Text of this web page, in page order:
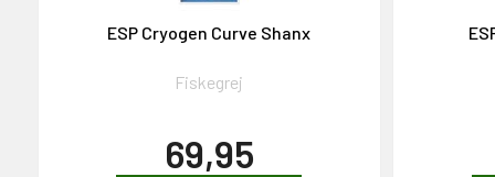
ESP Cryogen Curve Shanx
Fiskegrej
69,95